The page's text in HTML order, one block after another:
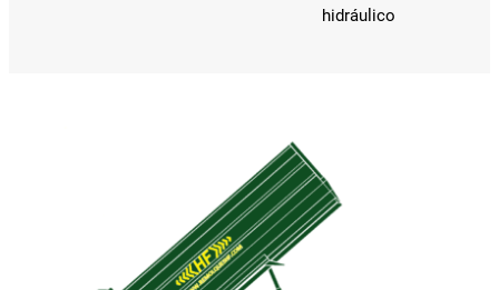
hidráulico